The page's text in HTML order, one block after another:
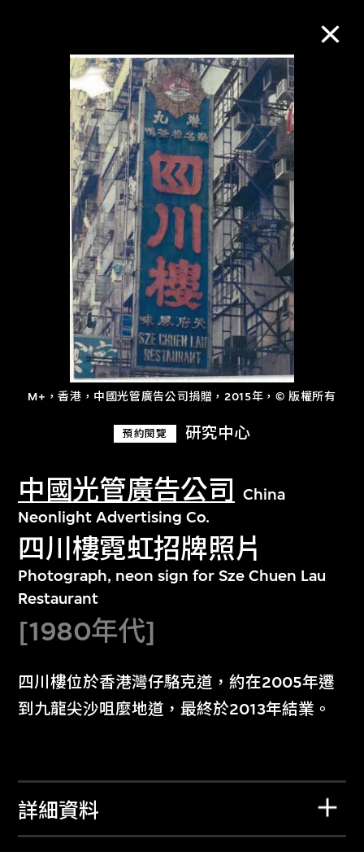
M+，香港，中國光管廣告公司捐贈，2015年，© 版權所有
預約閱覽 研究中心
中國光管廣告公司
China
Neonlight Advertising Co.
四川樓霓虹招牌照片
Photograph, neon sign for Sze Chuen Lau
Restaurant
[1980年代]
四川樓位於香港灣仔駱克道，約在2005年遷
到九龍尖沙咀麼地道，最終於2013年結業。
詳細資料
M+藏品
進一步篩選
關於M+藏品
探索世界頂級的二十及二十一世紀視覺
文化藏品。